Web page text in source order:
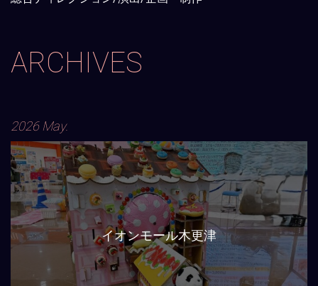
ARCHIVES
2026 May.
イオンモール木更津